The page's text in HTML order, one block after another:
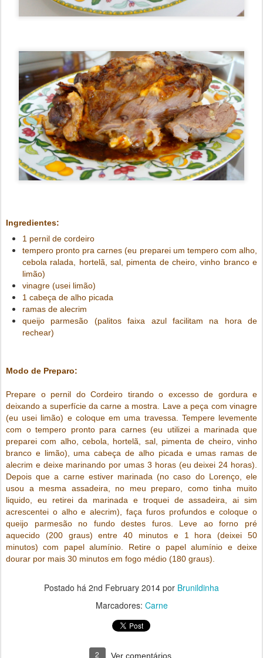
Ingredientes:
1 pernil de cordeiro
tempero pronto pra carnes (eu preparei um tempero com alho,
cebola ralada, hortelã, sal, pimenta de cheiro, vinho branco e
limão)
vinagre (usei limão)
1 cabeça de alho picada
ramas de alecrim
queijo parmesão (palitos faixa azul facilitam na hora de
rechear)
Modo de Preparo:
Prepare o pernil do Cordeiro tirando o excesso de gordura e
deixando a superfície da carne a mostra. Lave a peça com vinagre
(eu usei limão) e coloque em uma travessa. Tempere levemente
com o tempero pronto para carnes (eu utilizei a marinada que
preparei com alho, cebola, hortelã, sal, pimenta de cheiro, vinho
branco e limão), uma cabeça de alho picada e umas ramas de
alecrim e deixe marinando por umas 3 horas (eu deixei 24 horas).
Depois que a carne estiver marinada (no caso do Lorenço, ele
usou a mesma assadeira, no meu preparo, como tinha muito
liquido, eu retirei da marinada e troquei de assadeira, ai sim
acrescentei o alho e alecrim), faça furos profundos e coloque o
queijo parmesão no fundo destes furos. Leve ao forno pré
aquecido (200 graus) entre 40 minutos e 1 hora (deixei 50
minutos) com papel alumínio. Retire o papel alumínio e deixe
dourar por mais 30 minutos em fogo médio (180 graus).
Postado há 2nd February 2014 por Brunildinha
Marcadores: Carne
2 Ver comentários